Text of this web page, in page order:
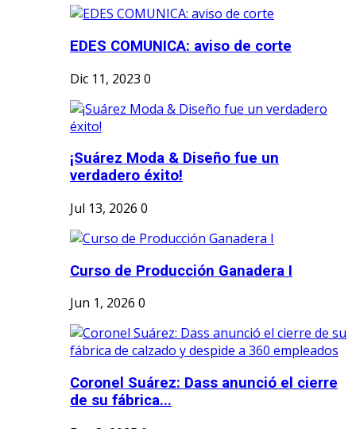
EDES COMUNICA: aviso de corte
Dic 11, 2023 0
¡Suárez Moda & Diseño fue un
verdadero éxito!
Jul 13, 2026 0
Curso de Producción Ganadera I
Jun 1, 2026 0
Coronel Suárez: Dass anunció el cierre
de su fábrica...